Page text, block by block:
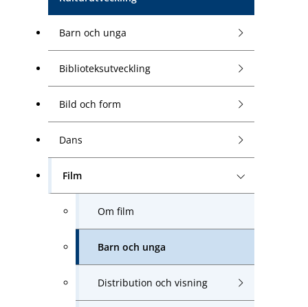
Barn och unga
Biblioteksutveckling
Bild och form
Dans
Film
Om film
Barn och unga
Distribution och visning